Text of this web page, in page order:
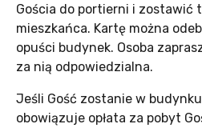
Gościa do portierni i zostawić
mieszkańca. Kartę można
opuści budynek. Osoba
za nią odpowiedzialna.
Jeśli Gość zostanie w
obowiązuje opłata za pobyt